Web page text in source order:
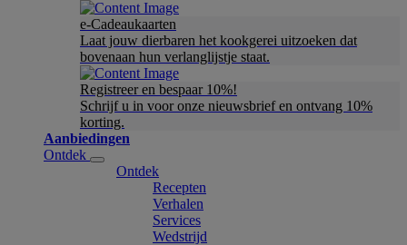
e-Cadeaukaarten
Laat jouw dierbaren het kookgerei uitzoeken dat
bovenaan hun verlanglijstje staat.
Registreer en bespaar 10%!
Schrijf u in voor onze nieuwsbrief en ontvang 10%
korting.
Aanbiedingen
Ontdek
Ontdek
Recepten
Verhalen
Services
Wedstrijd